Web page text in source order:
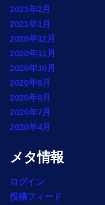
2021年2月
2021年1月
2020年12月
2020年11月
2020年10月
2020年9月
2020年8月
2020年7月
2020年4月
メタ情報
ログイン
投稿フィード